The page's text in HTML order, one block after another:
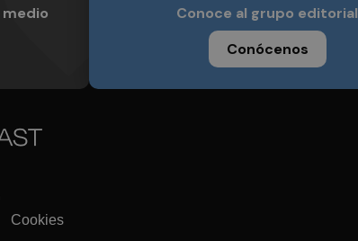
medio
Conoce al grupo editorial
Conócenos
Cookies